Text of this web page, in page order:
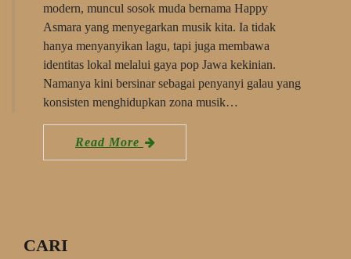
modern, muncul sosok muda bernama Happy
Asmara yang menyegarkan musik kita. Ia tidak
hanya menyanyikan lagu, tapi juga membawa
identitas lokal melalui gaya pop Jawa kekinian.
Namanya kini bersinar sebagai penyanyi galau yang
konsisten menghidupkan zona musik…
Read More
CARI